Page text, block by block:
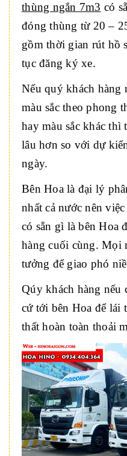
thùng ngắn 7m3 có
đóng thùng từ 20 –
gồm thời gian rút hồ
tục đăng ký xe.
Nếu quý khách hàng
màu sắc theo phong
hay màu sắc khác
lâu hơn so với dự
ngày.
Bên Hoa là đại lý
nhất cả nước nên
có sẵn gì là bên Hoa
hàng cuối cùng. Mọi
tưởng để giao phó
Qúy khách hàng nếu
cứ tới bên Hoa để lái
thất hoàn toàn thoải